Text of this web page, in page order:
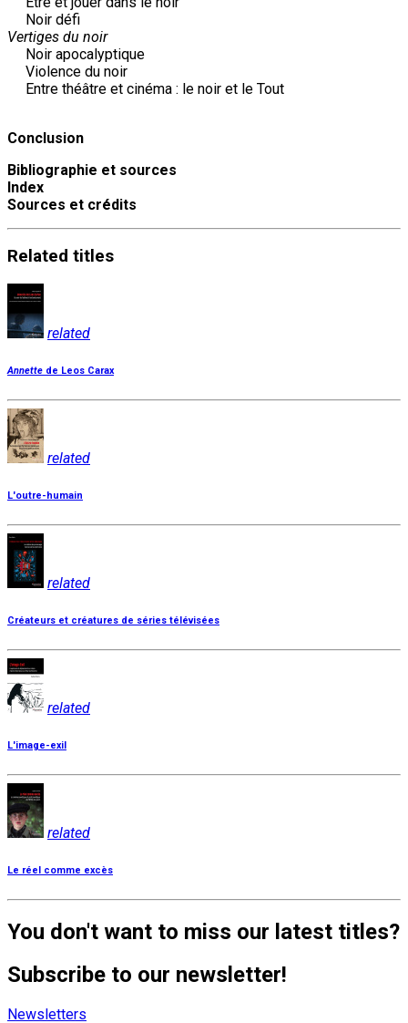
Noir défi
Vertiges du noir
Noir apocalyptique
Violence du noir
Entre théâtre et cinéma : le noir et le Tout
Conclusion
Bibliographie et sources
Index
Sources et crédits
Related titles
related
Annette de Leos Carax
related
L'outre-humain
related
Créateurs et créatures de séries télévisées
related
L'image-exil
related
Le réel comme excès
You don't want to miss our latest titles?
Subscribe to our newsletter!
Newsletters